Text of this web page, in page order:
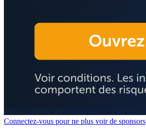
Connectez-vous pour ne plus voir de sponsors